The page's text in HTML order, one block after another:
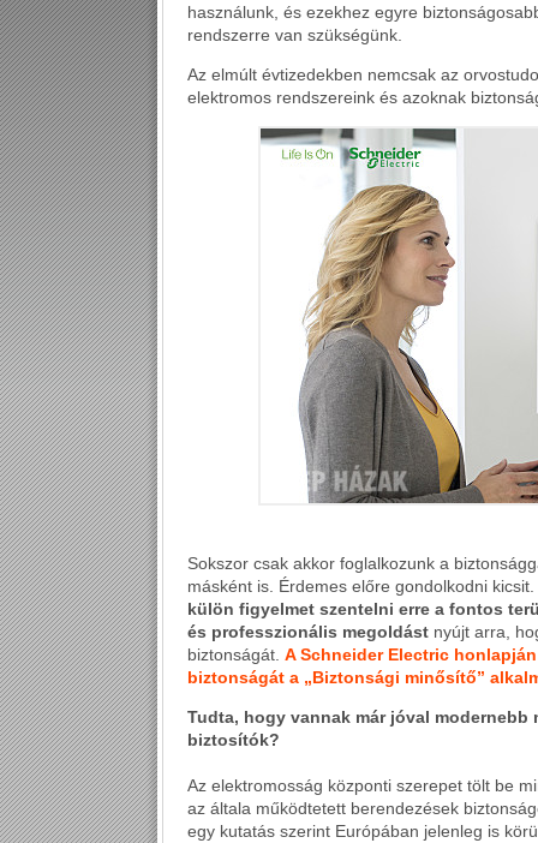
használunk, és ezekhez egyre
rendszerre van szükségünk.
Az elmúlt évtizedekben nemcsak az
elektromos rendszereink és azoknak
Sokszor csak akkor foglalkozunk a
másként is. Érdemes előre gondolkodni kicsit.
külön figyelmet szentelni erre a fontos
és professzionális megoldást nyújt arra,
biztonságát. A Schneider Electric
biztonságát a „Biztonsági minősítő”
Tudta, hogy vannak már jóval
biztosítók?
Az elektromosság központi szerepet tölt be
az általa működtetett berendezések
egy kutatás szerint Európában jelenleg is